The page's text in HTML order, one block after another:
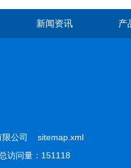
新闻资讯 产
限公司 sitemap.xml
访问量：151118